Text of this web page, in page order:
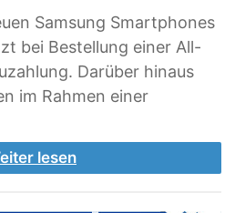
Samsung Smartphones
bei Bestellung einer All-
Darüber hinaus
im Rahmen einer
lesen